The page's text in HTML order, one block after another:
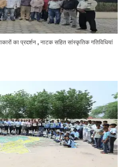
का प्रदर्शन , नाटक सहित सांस्कृतिक गतिविधियां